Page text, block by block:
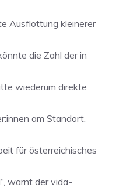
Ausflottung kleinerer
die Zahl der in
wiederum direkte
am Standort.
für österreichisches
warnt der vida-